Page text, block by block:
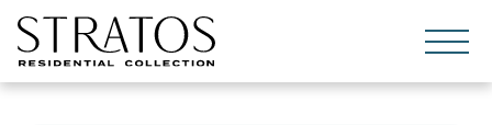
Pular para o conteúdo